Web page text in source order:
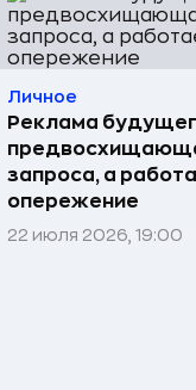
Личное
Реклама
запроса, а
опережение
22 июля 2026, 19:00